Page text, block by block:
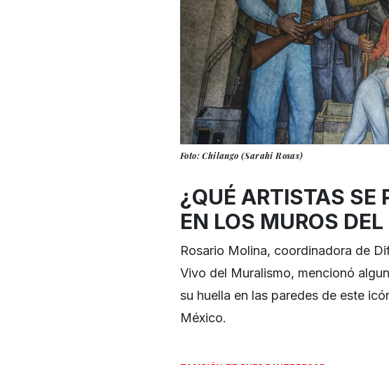
Foto: Chilango (Sarahi Rosas)
¿QUÉ ARTISTAS SE
EN LOS MUROS
Rosario Molina, coordinadora de
Vivo del Muralismo, mencionó
su huella en las paredes de este
México.